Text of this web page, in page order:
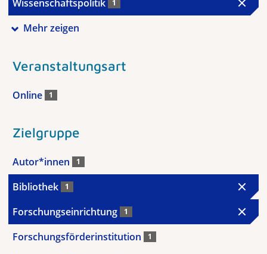
Wissenschaftspolitik 1
Mehr zeigen
Veranstaltungsart
Online 1
Zielgruppe
Autor*innen 1
Bibliothek 1
Forschungseinrichtung 1
Forschungsförderinstitution 1